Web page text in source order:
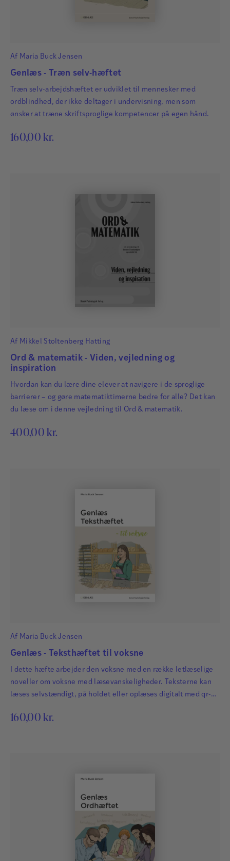
Af Maria Buck Jensen
Genlæs - Træn selv-hæftet
Træn selv-arbejdshæftet er udviklet til mennesker med
ordblindhed, der ikke deltager i undervisning, men som
ønsker at træne skriftsproglige kompetencer på egen hånd.
160,00 kr.
Af Mikkel Stoltenberg Hatting
Ord & matematik - Viden, vejledning og
inspiration
Hvordan kan du lære dine elever at navigere i de sproglige
barrierer – og gøre matematiktimerne bedre for alle? Det kan
du læse om i denne vejledning til Ord & matematik.
400,00 kr.
Af Maria Buck Jensen
Genlæs - Teksthæftet til voksne
I dette hæfte arbejder den voksne med en række letlæselige
noveller om voksne med læsevanskeligheder. Teksterne kan
læses selvstændigt, på holdet eller oplæses digitalt med qr-
160,00 kr.